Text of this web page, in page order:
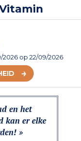
2026 op 22/09/2026
en het
kan er elke
»